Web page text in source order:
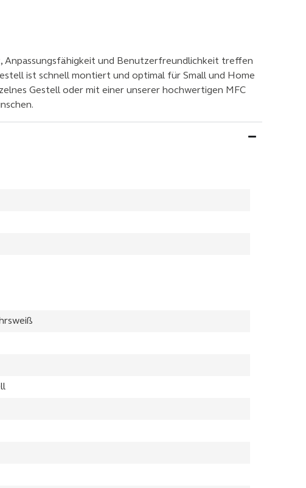
Anpassungsfähigkeit und Benutzerfreundlichkeit treffen
ist schnell montiert und optimal für Small und Home
Gestell oder mit einer unserer hochwertigen MFC